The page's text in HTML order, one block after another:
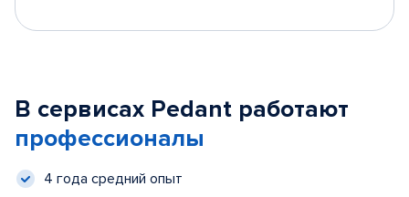
В сервисах Pedant работают
профессионалы
4 года средний опыт